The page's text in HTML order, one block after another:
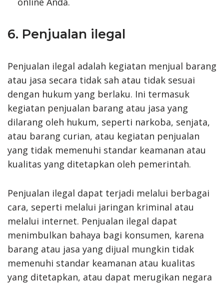
6. Penjualan ilegal
Penjualan ilegal adalah kegiatan menjual barang
atau jasa secara tidak sah atau tidak sesuai
dengan hukum yang berlaku. Ini termasuk
kegiatan penjualan barang atau jasa yang
dilarang oleh hukum, seperti narkoba, senjata,
atau barang curian, atau kegiatan penjualan
yang tidak memenuhi standar keamanan atau
kualitas yang ditetapkan oleh pemerintah.
Penjualan ilegal dapat terjadi melalui berbagai
cara, seperti melalui jaringan kriminal atau
melalui internet. Penjualan ilegal dapat
menimbulkan bahaya bagi konsumen, karena
barang atau jasa yang dijual mungkin tidak
memenuhi standar keamanan atau kualitas
yang ditetapkan, atau dapat merugikan negara